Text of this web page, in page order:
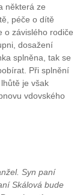
některá ze
péče o dítě
o závislého rodiče
dosažení
splněna, tak se
Při splnění
je však
vdovského
Syn paní
Skálová bude